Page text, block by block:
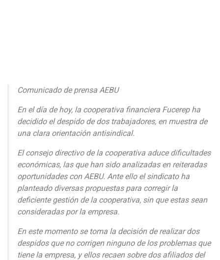
Comunicado de prensa AEBU
En el día de hoy, la cooperativa financiera Fucerep ha
decidido el despido de dos trabajadores, en muestra de
una clara orientación antisindical.
El consejo directivo de la cooperativa aduce dificultades
económicas, las que han sido analizadas en reiteradas
oportunidades con AEBU. Ante ello el sindicato ha
planteado diversas propuestas para corregir la
deficiente gestión de la cooperativa, sin que estas sean
consideradas por la empresa.
En este momento se toma la decisión de realizar dos
despidos que no corrigen ninguno de los problemas que
tiene la empresa, y ellos recaen sobre dos afiliados del